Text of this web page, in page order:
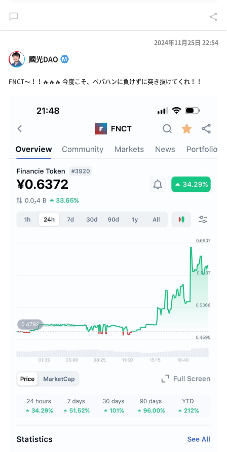
國光DAO
2024年11月25日 22:54
FNCT〜！！🔥🔥🔥 今度こそ、ペパハンに負けずに突き抜けてくれ！！